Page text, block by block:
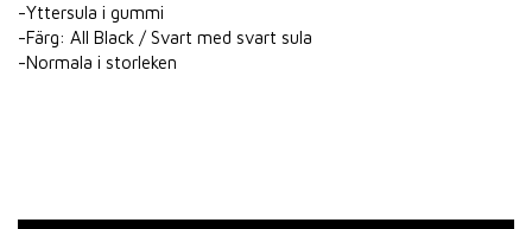
-Yttersula i gummi
-Färg: All Black / Svart med svart sula
-Normala i storleken